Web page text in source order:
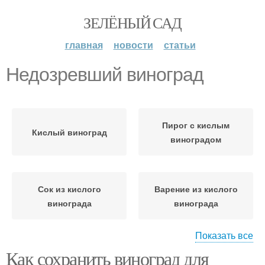
ЗЕЛЁНЫЙ САД
главная новости статьи
Недозревший виноград
Кислый виноград
Пирог с кислым
виноградом
Сок из кислого
винограда
Варение из кислого
винограда
Виноград с косточками
Показать все
Как сохранить виноград для